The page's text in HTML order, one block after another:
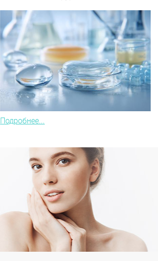
Подробнее...